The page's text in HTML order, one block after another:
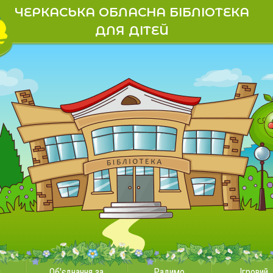
ЧЕРКАСЬКА ОБЛАСНА БІБЛІОТЕКА
ДЛЯ ДІТЕЙ